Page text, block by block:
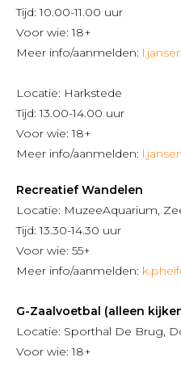
Tijd: 10.00-11.00 uur
Voor wie: 18+
Meer info/aanmelden:
Locatie: Harkstede
Tijd: 13.00-14.00 uur
Voor wie: 18+
Meer info/aanmelden:
Recreatief Wandelen
Locatie: MuzeeAquarium,
Tijd: 13.30-14.30 uur
Voor wie: 55+
Meer info/aanmelden:
G-Zaalvoetbal (alleen
Locatie: Sporthal De Brug,
Voor wie: 18+